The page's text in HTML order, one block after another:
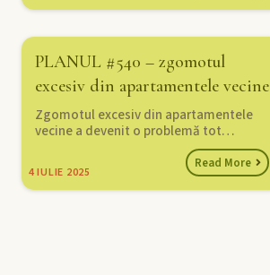
PLANUL #540 – zgomotul
excesiv din apartamentele vecine
4 IULIE 2025
Zgomotul excesiv din apartamentele
vecine a devenit o problemă tot…
Read More